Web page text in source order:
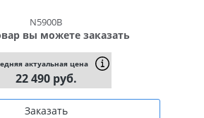
N5900B
вы можете заказать
актуальная цена
22 490 руб.
Заказать